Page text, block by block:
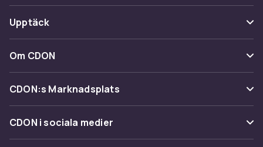
Spåra paket
Ångra & Returnera här
Kundservice
Betalning
Leverans
Återkallelser
Upptäck
Kategorier
Varumärken
Shopit.se
Om CDON
Om oss
Kundrecensioner
CDON:s Marknadsplats
Sälj på CDON
Bli affiliate
CDON i sociala medier